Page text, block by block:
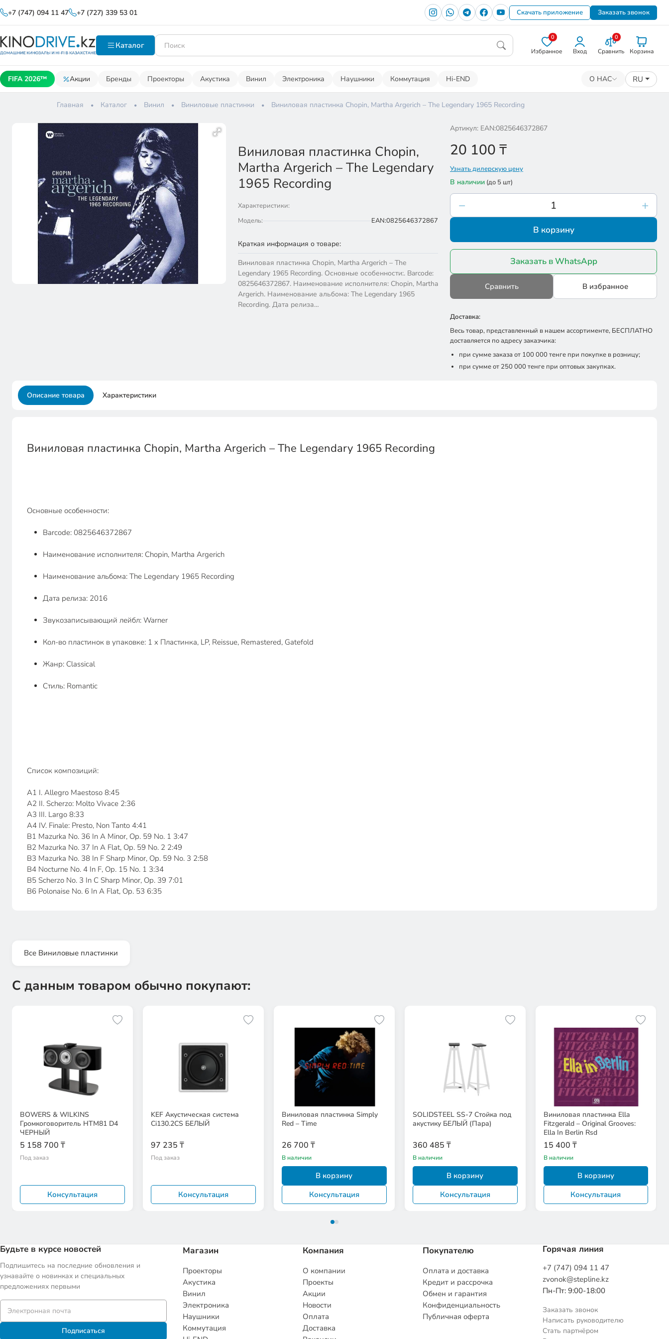
+7 (747) 094 11 47 +7 (727) 339 53 01 Скачать приложение Заказать звонок
Каталог
0
Избранное Вход
0
Сравнить Корзина
FIFA 2026™ Акции Бренды Проекторы Акустика Винил Электроника Наушники Коммутация Hi-END О НАС RU
Главная Каталог Винил Виниловые пластинки Виниловая пластинка Chopin, Martha Argerich – The Legendary 1965 Recording
Виниловая пластинка Chopin,
Martha Argerich – The Legendary
1965 Recording
Характеристики:
Модель:
EAN:0825646372867
Краткая информация о товаре:
Виниловая пластинка Chopin, Martha Argerich – The
Legendary 1965 Recording. Основные особенности:. Barcode:
0825646372867. Наименование исполнителя: Chopin, Martha
Argerich. Наименование альбома: The Legendary 1965
Recording. Дата релиза…
Артикул: EAN:0825646372867
20 100 ₸
Узнать дилерскую цену
В наличии (до 5 шт)
В корзину
Заказать в WhatsApp
Сравнить В избранное
Доставка:
Весь товар, представленный в нашем ассортименте, БЕСПЛАТНО
доставляется по адресу заказчика:
при сумме заказа от 100 000 тенге при покупке в розницу;
при сумме от 250 000 тенге при оптовых закупках.
Описание товара Характеристики
Виниловая пластинка Chopin, Martha Argerich – The Legendary 1965 Recording
Основные особенности:
Barcode: 0825646372867
Наименование исполнителя: Chopin, Martha Argerich
Наименование альбома: The Legendary 1965 Recording
Дата релиза: 2016
Звукозаписывающий лейбл: Warner
Кол-во пластинок в упаковке: 1 x Пластинка, LP, Reissue, Remastered, Gatefold
Жанр: Classical
Стиль: Romantic
Список композиций:
A1 I. Allegro Maestoso 8:45
A2 II. Scherzo: Molto Vivace 2:36
A3 III. Largo 8:33
A4 IV. Finale: Presto, Non Tanto 4:41
B1 Mazurka No. 36 In A Minor, Op. 59 No. 1 3:47
B2 Mazurka No. 37 In A Flat, Op. 59 No. 2 2:49
B3 Mazurka No. 38 In F Sharp Minor, Op. 59 No. 3 2:58
B4 Nocturne No. 4 In F, Op. 15 No. 1 3:34
B5 Scherzo No. 3 In C Sharp Minor, Op. 39 7:01
B6 Polonaise No. 6 In A Flat, Op. 53 6:35
Все Виниловые пластинки
С данным товаром обычно покупают:
BOWERS & WILKINS
Громкоговоритель HTM81 D4
ЧЕРНЫЙ
5 158 700 ₸
Под заказ
Консультация
KEF Акустическая система
Ci130.2CS БЕЛЫЙ
97 235 ₸
Под заказ
Консультация
Виниловая пластинка Simply
Red – Time
26 700 ₸
В наличии
В корзину
Консультация
SOLIDSTEEL SS-7 Стойка под
акустику БЕЛЫЙ (Пара)
360 485 ₸
В наличии
В корзину
Консультация
Виниловая пластинка Ella
Fitzgerald – Original Grooves:
Ella In Berlin Rsd
15 400 ₸
В наличии
В корзину
Консультация
Будьте в курсе новостей
Подпишитесь на последние обновления и
узнавайте о новинках и специальных
предложениях первыми
Подписаться
Магазин
Проекторы
Акустика
Винил
Электроника
Наушники
Коммутация
Компания
О компании
Проекты
Акции
Новости
Оплата
Доставка
Покупателю
Оплата и доставка
Кредит и рассрочка
Обмен и гарантия
Конфиденциальность
Публичная оферта
Горячая линия
+7 (747) 094 11 47
zvonok@stepline.kz
Пн-Пт: 9:00-18:00
Заказать звонок
Написать руководителю
Стать партнёром